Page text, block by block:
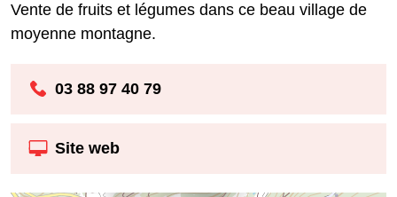
Vente de fruits et légumes dans ce beau village de
moyenne montagne.
03 88 97 40 79
Site web